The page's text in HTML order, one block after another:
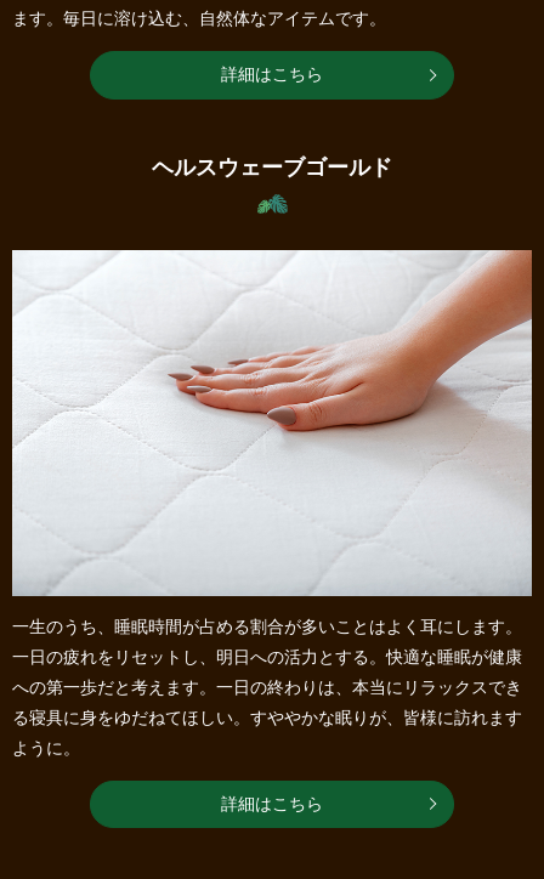
ます。毎日に溶け込む、自然体なアイテムです。
詳細はこちら
ヘルスウェーブゴールド
一生のうち、睡眠時間が占める割合が多いことはよく耳にします。
一日の疲れをリセットし、明日への活力とする。快適な睡眠が健康
への第一歩だと考えます。一日の終わりは、本当にリラックスでき
る寝具に身をゆだねてほしい。すややかな眠りが、皆様に訪れます
ように。
詳細はこちら